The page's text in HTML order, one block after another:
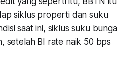
siklus properti dan suku
saat ini, siklus suku bunga
setelah BI rate naik 50 bps